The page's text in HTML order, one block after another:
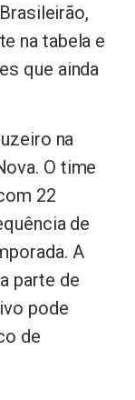
na tabela e
que ainda
na
O time
22
de
A
parte de
pode
de